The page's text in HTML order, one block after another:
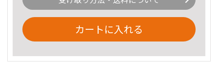
カートに入れる